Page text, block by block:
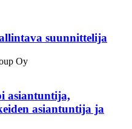
suunnittelija
Oy
asiantuntija,
asiantuntija ja